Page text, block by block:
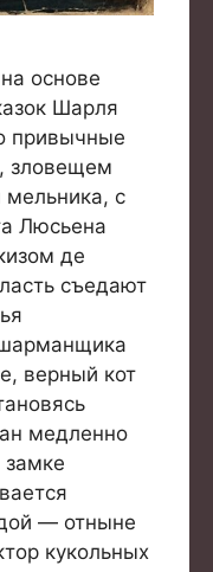
основе
Шарля
привычные
зловещем
с
Люсьена
де
съедают
верный кот
медленно
замке
— отныне
кукольных